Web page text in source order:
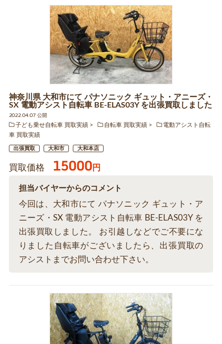
神奈川県 大和市にて パナソニック ギュット・アニーズ・
SX 電動アシスト自転車 BE-ELAS03Y を出張買取しました
2022.04.07 公開
子ども乗せ自転車 買取実績
自転車 買取実績
電動アシスト自転
車 買取実績
出張買取 大和市 大和本店
買取価格 15000円
担当バイヤーからのコメント
今回は、大和市にて パナソニック ギュット・ア
ニーズ・SX 電動アシスト自転車 BE-ELAS03Y を
出張買取しました。 お引越しなどでご不要にな
りました自転車がございましたら、出張買取の
アシストまでお問い合わせ下さい。